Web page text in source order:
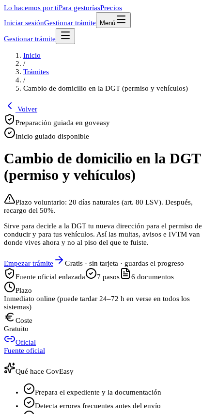
Lo hacemos por tiPara gestoríasPrecios
Iniciar sesiónGestionar trámite Menú
Gestionar trámite
Inicio
/
Trámites
/
Cambio de domicilio en la DGT (permiso y vehículos)
Volver
Preparación guiada en goveasy
Inicio guiado disponible
Cambio de domicilio en la DGT
(permiso y vehículos)
Plazo voluntario: 20 días naturales (art. 80 LSV). Después,
recargo del 50%.
Sirve para decirle a la DGT tu nueva dirección para el permiso de
conducir y para tus vehículos. Así las multas, avisos e IVTM van
donde vives ahora y no al piso del que te fuiste.
Empezar trámite
Gratis · sin tarjeta · guardas el progreso
Fuente oficial enlazada
7 pasos 6 documentos
Plazo
Inmediato online (puede tardar 24–72 h en verse en todos los
sistemas)
Coste
Gratuito
Oficial
Fuente oficial
Qué hace GovEasy
Prepara el expediente y la documentación
Detecta errores frecuentes antes del envío